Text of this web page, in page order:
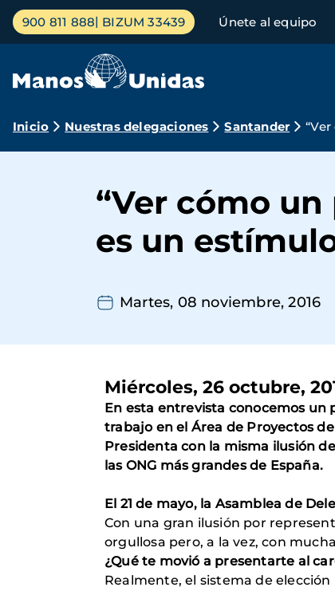
Pasar
contenido
Menú
principal
900 811 888 BIZUM 33439 Únete al equipo
Ruta
navegación
Inicio Nuestras delegaciones Santander
“Ver cómo
es un
Martes, 08 noviembre, 2016
Miércoles, 26 octubre,
En esta entrevista conocemos un
trabajo en el Área de Proyectos
Presidenta con la misma ilusión
las ONG más grandes de España.
El 21 de mayo, la Asamblea de
Con una gran ilusión por
orgullosa pero, a la vez, con
¿Qué te movió a presentarte al
Realmente, el sistema de